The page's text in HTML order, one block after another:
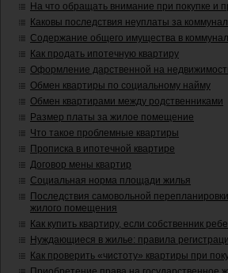
На что обращать внимание при покупке и
Каковы последствия неуплаты за
Содержание общего имущества в
Как продать ипотечную квартиру
Оформление дарственной на
Обмен квартиры по социальному найму
Обмен квартирами между родственниками
Размер платы за жилое помещение
Что такое проблемные квартиры
Прописка в ипотечной квартире
Договор мены квартир
Социальная норма площади жилья
Последствия самовольной
жилого помещения
Как купить квартиру, если собственник
Нуждающиеся в жилье: правила
Как проверить «чистоту» квартиры при